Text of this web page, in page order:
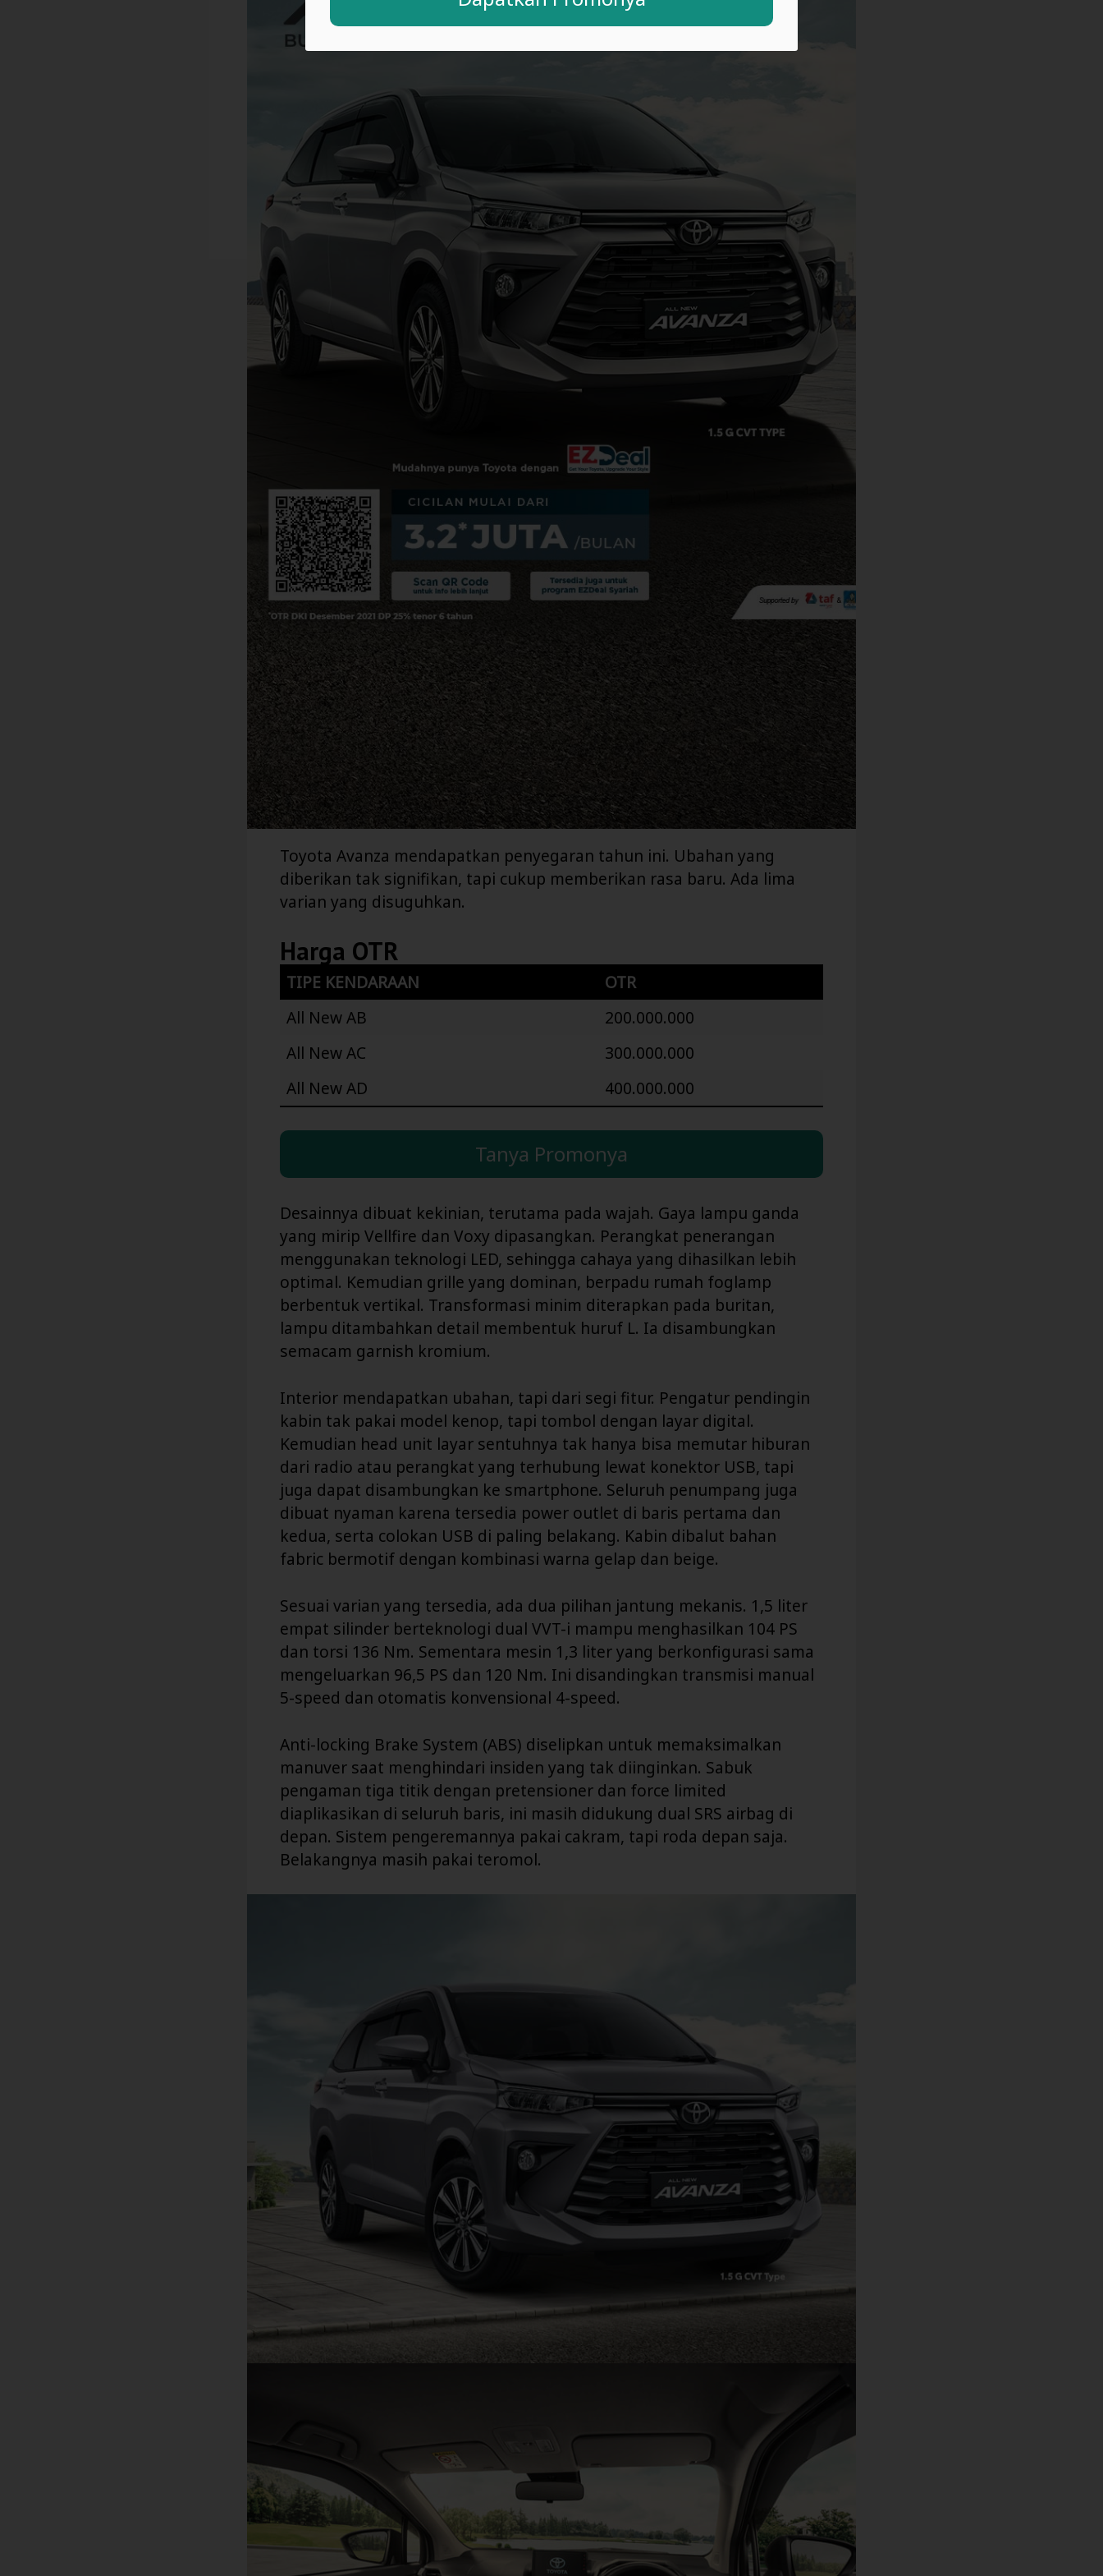
Toyota Avanza mendapatkan penyegaran tahun ini. Ubahan yang
diberikan tak signifikan, tapi cukup memberikan rasa baru. Ada lima
varian yang disuguhkan.
Harga OTR
TIPE KENDARAAN
OTR
All New AB
200.000.000
All New AC
300.000.000
All New AD
400.000.000
Tanya Promonya
Desainnya dibuat kekinian, terutama pada wajah. Gaya lampu ganda
yang mirip Vellfire dan Voxy dipasangkan. Perangkat penerangan
menggunakan teknologi LED, sehingga cahaya yang dihasilkan lebih
optimal. Kemudian grille yang dominan, berpadu rumah foglamp
berbentuk vertikal. Transformasi minim diterapkan pada buritan,
lampu ditambahkan detail membentuk huruf L. Ia disambungkan
semacam garnish kromium.
Interior mendapatkan ubahan, tapi dari segi fitur. Pengatur pendingin
kabin tak pakai model kenop, tapi tombol dengan layar digital.
Kemudian head unit layar sentuhnya tak hanya bisa memutar hiburan
dari radio atau perangkat yang terhubung lewat konektor USB, tapi
juga dapat disambungkan ke smartphone. Seluruh penumpang juga
dibuat nyaman karena tersedia power outlet di baris pertama dan
kedua, serta colokan USB di paling belakang. Kabin dibalut bahan
fabric bermotif dengan kombinasi warna gelap dan beige.
Sesuai varian yang tersedia, ada dua pilihan jantung mekanis. 1,5 liter
empat silinder berteknologi dual VVT-i mampu menghasilkan 104 PS
dan torsi 136 Nm. Sementara mesin 1,3 liter yang berkonfigurasi sama
mengeluarkan 96,5 PS dan 120 Nm. Ini disandingkan transmisi manual
5-speed dan otomatis konvensional 4-speed.
Anti-locking Brake System (ABS) diselipkan untuk memaksimalkan
manuver saat menghindari insiden yang tak diinginkan. Sabuk
pengaman tiga titik dengan pretensioner dan force limited
diaplikasikan di seluruh baris, ini masih didukung dual SRS airbag di
depan. Sistem pengeremannya pakai cakram, tapi roda depan saja.
Belakangnya masih pakai teromol.